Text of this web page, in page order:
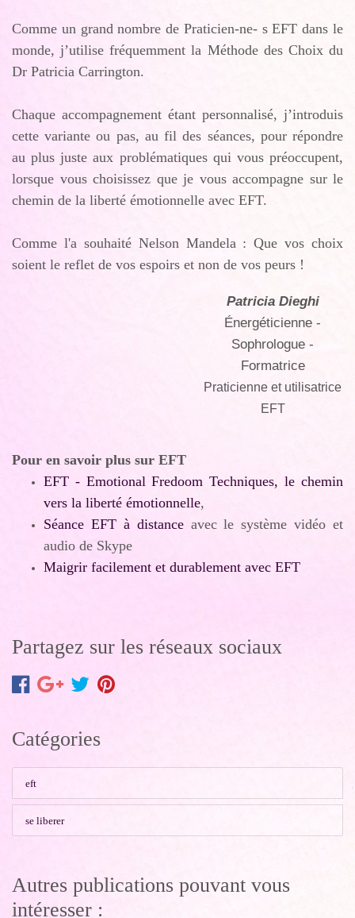
Comme un grand nombre de Praticien-ne- s EFT dans le
monde, j’utilise fréquemment la Méthode des Choix du
Dr Patricia Carrington.
Chaque accompagnement étant personnalisé, j’introduis
cette variante ou pas, au fil des séances, pour répondre
au plus juste aux problématiques qui vous préoccupent,
lorsque vous choisissez que je vous accompagne sur le
chemin de la liberté émotionnelle avec EFT.
Comme l'a souhaité Nelson Mandela : Que vos choix
soient le reflet de vos espoirs et non de vos peurs !
Patricia Dieghi
Énergéticienne -
Sophrologue -
Formatrice
Praticienne et utilisatrice
EFT
Pour en savoir plus sur EFT
EFT - Emotional Fredoom Techniques, le chemin
vers la liberté émotionnelle,
Séance EFT à distanceavec le système vidéo et
audio de Skype
Maigrir facilement et durablement avec EFT
Partagez sur les réseaux sociaux
Catégories
eft
se liberer
Autres publications pouvant vous
intéresser :